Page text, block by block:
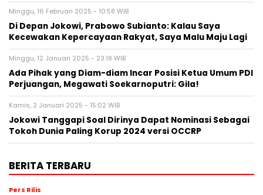
Minggu, 16 Februari 2025 - 10:58 WIB
Di Depan Jokowi, Prabowo Subianto: Kalau Saya
Kecewakan Kepercayaan Rakyat, Saya Malu Maju Lagi
Minggu, 12 Januari 2025 - 23:18 WIB
Ada Pihak yang Diam-diam Incar Posisi Ketua Umum PDI
Perjuangan, Megawati Soekarnoputri: Gila!
Kamis, 2 Januari 2025 - 15:02 WIB
Jokowi Tanggapi Soal Dirinya Dapat Nominasi Sebagai
Tokoh Dunia Paling Korup 2024 versi OCCRP
BERITA TERBARU
Pers Rilis